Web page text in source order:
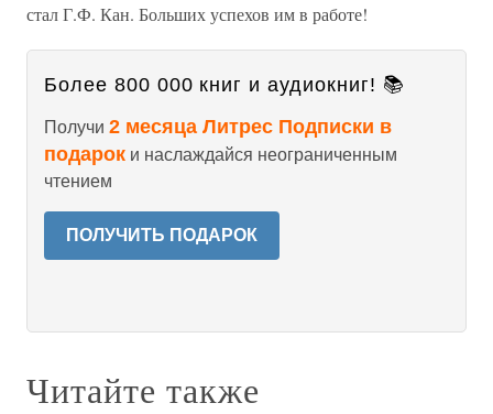
стал Г.Ф. Кан. Больших успехов им в работе!
Более 800 000 книг и аудиокниг! 📚
Получи 2 месяца Литрес Подписки в
подарок и наслаждайся неограниченным
чтением
ПОЛУЧИТЬ ПОДАРОК
Читайте также